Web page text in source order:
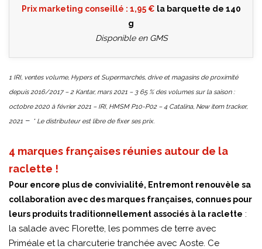
Prix marketing conseillé : 1,95 € la barquette de 140
g
Disponible en GMS
1 IRI, ventes volume, Hypers et Supermarchés, drive et magasins de proximité
depuis 2016/2017 – 2 Kantar, mars 2021 – 3 65 % des volumes sur la saison :
octobre 2020 à février 2021 – IRI, HMSM P10-P02 – 4 Catalina, New item tracker,
2021 – * Le distributeur est libre de fixer ses prix.
4 marques françaises réunies autour de la
raclette !
Pour encore plus de convivialité, Entremont renouvèle sa
collaboration avec des marques françaises, connues pour
leurs produits traditionnellement associés à la raclette :
la salade avec Florette, les pommes de terre avec
Priméale et la charcuterie tranchée avec Aoste. Ce